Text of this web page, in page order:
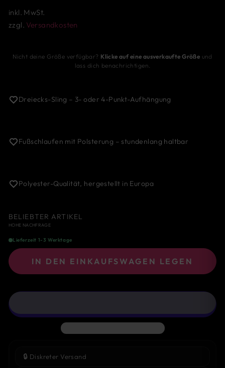
inkl. MwSt.
zzgl. Versandkosten
Nicht deine Größe verfügbar? Klicke auf eine ausverkaufte Größe und
lass dich benachrichtigen.
Dreiecks-Sling – 3- oder 4-Punkt-Aufhängung
Fußschlaufen mit Polsterung – stundenlang haltbar
Polyester-Qualität, hergestellt in Europa
BELIEBTER ARTIKEL
HOHE NACHFRAGE
Lieferzeit 1-3 Werktage
IN DEN EINKAUFSWAGEN LEGEN
🔒 Diskreter Versand